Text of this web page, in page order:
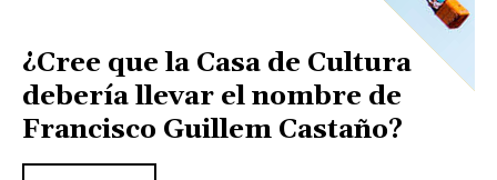
¿Cree que la Casa de Cultura
debería llevar el nombre de
Francisco Guillem Castaño?